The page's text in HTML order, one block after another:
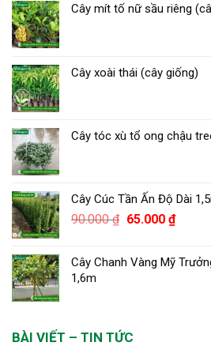
Cây mít tố nữ sầu riêng
Cây xoài thái (cây giống)
Cây tóc xù tổ ong chậu
Cây Cúc Tần Ấn Độ Dài
90.000₫ Giá
90.000 ₫.
65.000 ₫Giá
là:
Cây Chanh Vàng Mỹ
1,6m
BÀI VIẾT – TIN TỨC